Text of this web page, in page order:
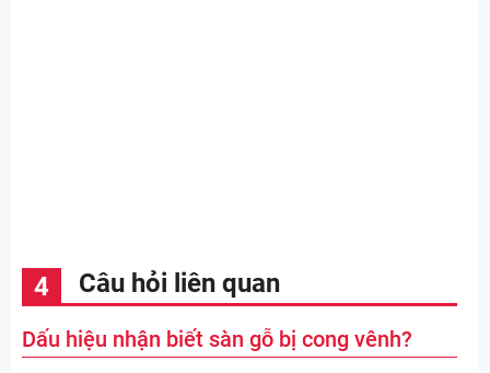
Câu hỏi liên quan
Dấu hiệu nhận biết sàn gỗ bị cong vênh?